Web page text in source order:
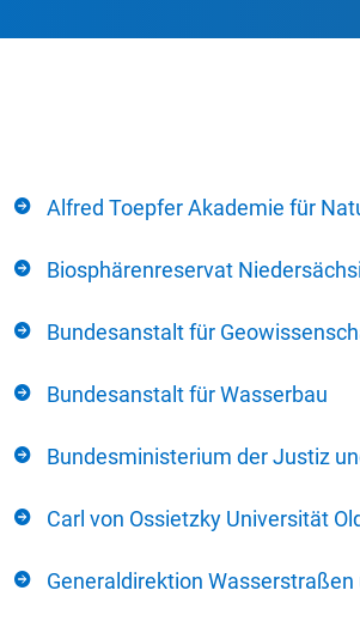
Alfred Toepfer Akademie für
Biosphärenreservat
Bundesanstalt für
Bundesanstalt für Wasserbau
Bundesministerium der Justiz
Carl von Ossietzky Universität
Generaldirektion